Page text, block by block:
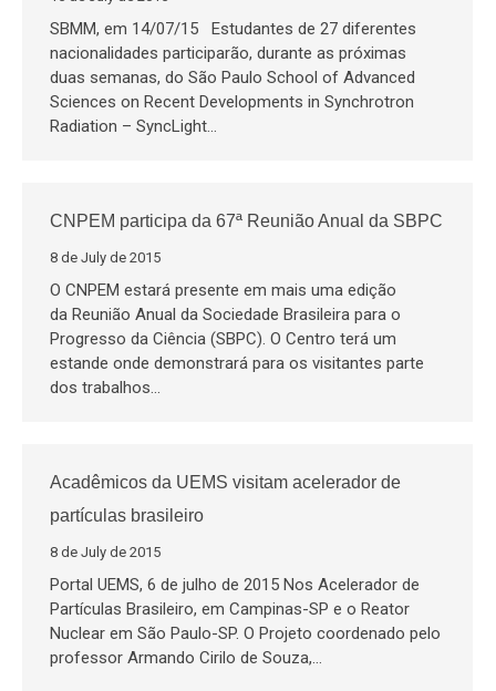
SBMM, em 14/07/15 Estudantes de 27 diferentes
nacionalidades participarão, durante as próximas
duas semanas, do São Paulo School of Advanced
Sciences on Recent Developments in Synchrotron
Radiation – SyncLight…
CNPEM participa da 67ª Reunião Anual da SBPC
8 de July de 2015
O CNPEM estará presente em mais uma edição
da Reunião Anual da Sociedade Brasileira para o
Progresso da Ciência (SBPC). O Centro terá um
estande onde demonstrará para os visitantes parte
dos trabalhos…
Acadêmicos da UEMS visitam acelerador de
partículas brasileiro
8 de July de 2015
Portal UEMS, 6 de julho de 2015 Nos Acelerador de
Partículas Brasileiro, em Campinas-SP e o Reator
Nuclear em São Paulo-SP. O Projeto coordenado pelo
professor Armando Cirilo de Souza,…